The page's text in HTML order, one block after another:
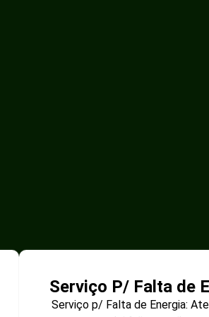
Serviço P/ Falta de
Serviço p/ Falta de Energia: